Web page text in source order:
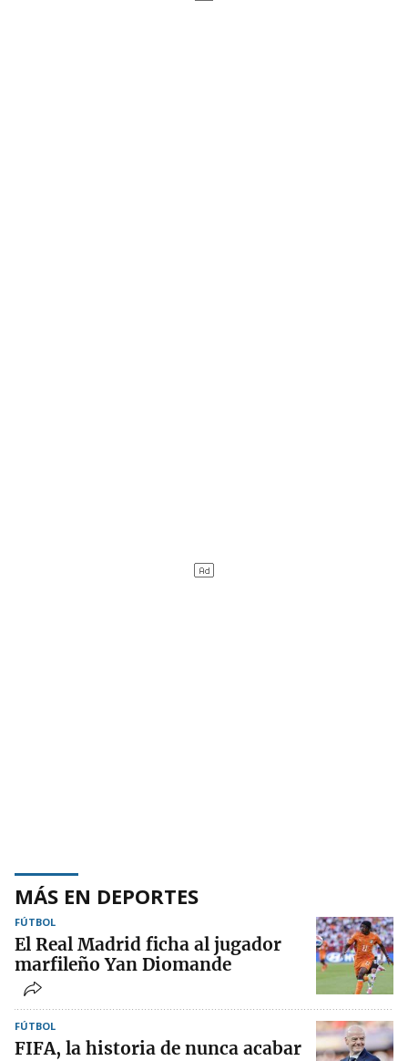
MÁS EN DEPORTES
FÚTBOL
El Real Madrid ficha al jugador
marfileño Yan Diomande
FÚTBOL
FIFA, la historia de nunca acabar